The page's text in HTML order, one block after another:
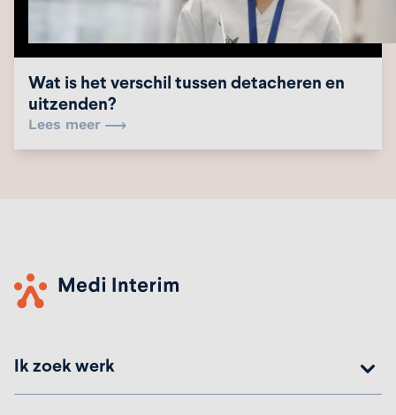
Wat is het verschil tussen detacheren en
uitzenden?
Lees meer
Ik zoek werk